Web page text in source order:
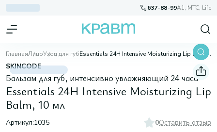
637-88-99A1, МТС, Life
ГлавнаяЛицоУход для губ Essentials 24H Intensive Moisturizing Lip Balm, 10 мл
SKINCODE
Бальзам для губ, интенсивно увлажняющий 24 часа
Essentials 24H Intensive Moisturizing Lip
Balm, 10 мл
Артикул:1035 0Оставить отзыв